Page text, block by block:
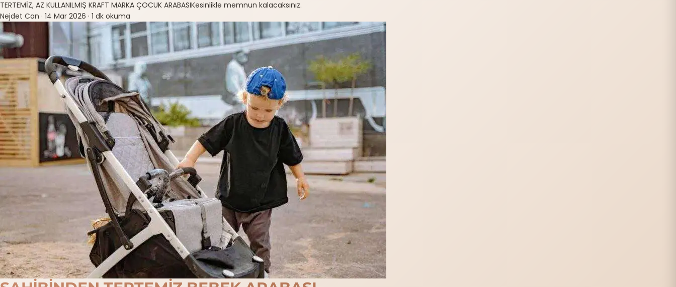
TERTEMİZ, AZ KULLANILMIŞ KRAFT MARKA ÇOCUK ARABASIKesinlikle memnun kalacaksınız.
Nejdet Can · 14 Mar 2026 · 1 dk okuma